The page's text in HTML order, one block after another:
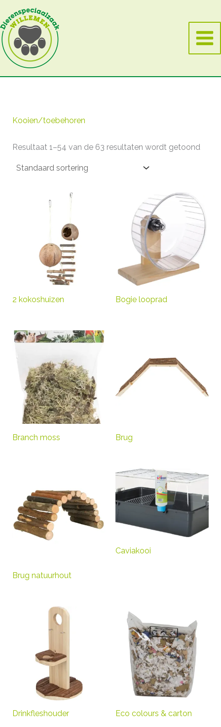
naar
de
inhoud
Kooien/toebehoren
Resultaat 1–54 van de 63 resultaten wordt getoond
2 kokoshuizen Bogie looprad
Branch moss Brug
Brug natuurhout
Caviakooi
Drinkfleshouder Eco colours & carton